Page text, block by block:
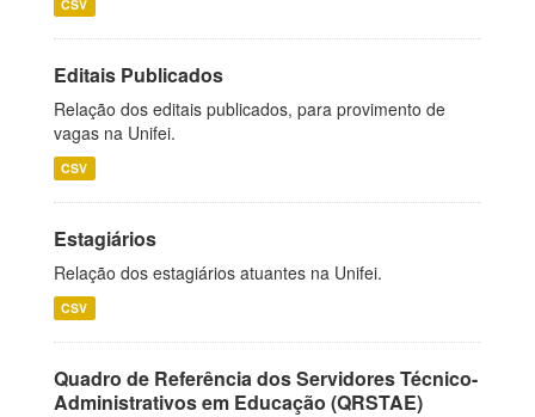
CSV
Editais Publicados
Relação dos editais publicados, para provimento de
vagas na Unifei.
CSV
Estagiários
Relação dos estagiários atuantes na Unifei.
CSV
Quadro de Referência dos Servidores Técnico-
Administrativos em Educação (QRSTAE)